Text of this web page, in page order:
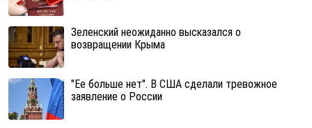
Зеленский неожиданно высказался о
возвращении Крыма
"Ее больше нет". В США сделали тревожное
заявление о России